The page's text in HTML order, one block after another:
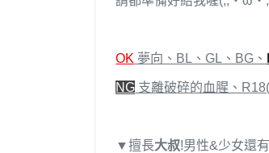
OK 夢向、BL、GL、BG、
NG 支離破碎的血腥、
▼擅長大叔!男性&少女還